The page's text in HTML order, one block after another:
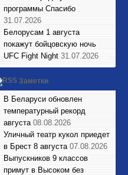
программы Спасибо
31.07.2026
Белорусам 1 августа
покажут бойцовскую ночь
UFC Fight Night 31.07.2026
Заметки
В Беларуси обновлен
температурный рекорд
августа 08.08.2026
Уличный театр кукол приедет
в Брест 8 августа 07.08.2026
Выпускников 9 классов
примут в Высоком без